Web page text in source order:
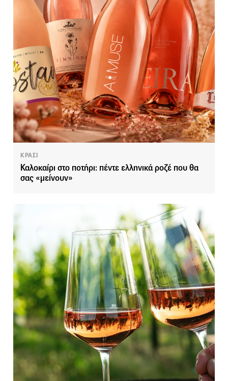
ΚΡΑΣΙ
Καλοκαίρι στο ποτήρι: πέντε ελληνικά ροζέ που θα
σας «μείνουν»